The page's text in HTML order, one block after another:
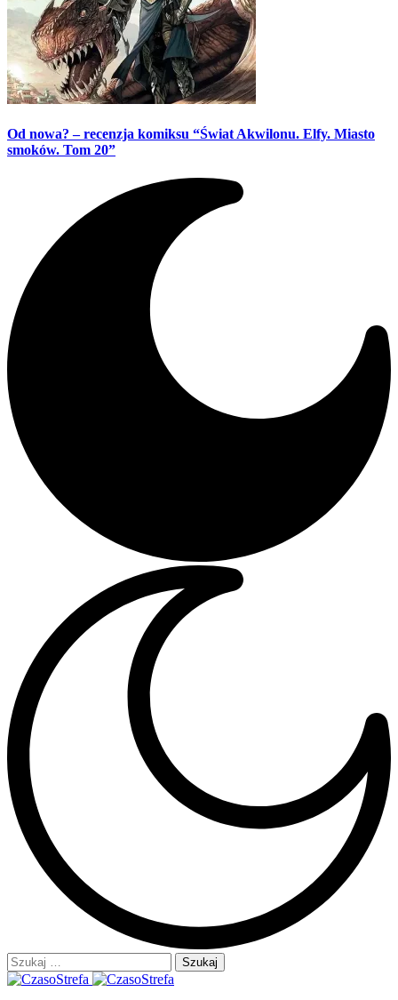
Od nowa? – recenzja komiksu “Świat Akwilonu. Elfy. Miasto
smoków. Tom 20”
Szukaj: